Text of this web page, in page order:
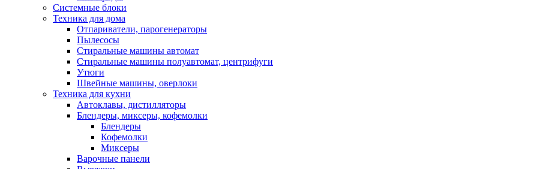
Системные блоки
Техника для дома
Отпариватели, парогенераторы
Пылесосы
Стиральные машины автомат
Стиральные машины полуавтомат, центрифуги
Утюги
Швейные машины, оверлоки
Техника для кухни
Автоклавы, дистилляторы
Блендеры, миксеры, кофемолки
Блендеры
Кофемолки
Миксеры
Варочные панели